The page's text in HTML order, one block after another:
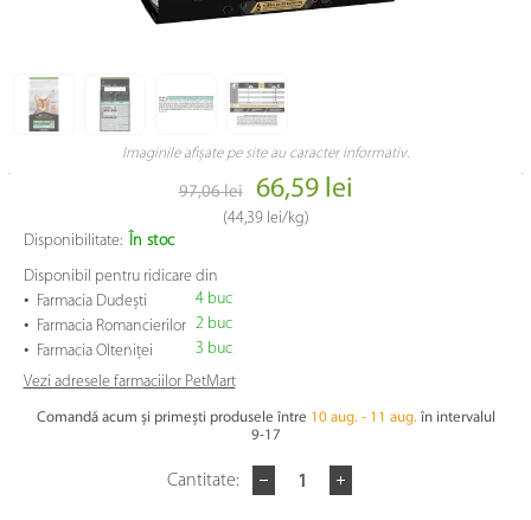
Imaginile afișate pe site au caracter informativ.
97,06 lei 66,59 lei
(44,39 lei/kg)
Disponibilitate:
În stoc
Disponibil pentru ridicare din
• Farmacia Dudești 4 buc
• Farmacia Romancierilor 2 buc
• Farmacia Olteniței
3 buc
Vezi adresele farmaciilor PetMart
Comandă acum și primești produsele între 10 aug. - 11 aug. în intervalul
9-17
Cantitate: